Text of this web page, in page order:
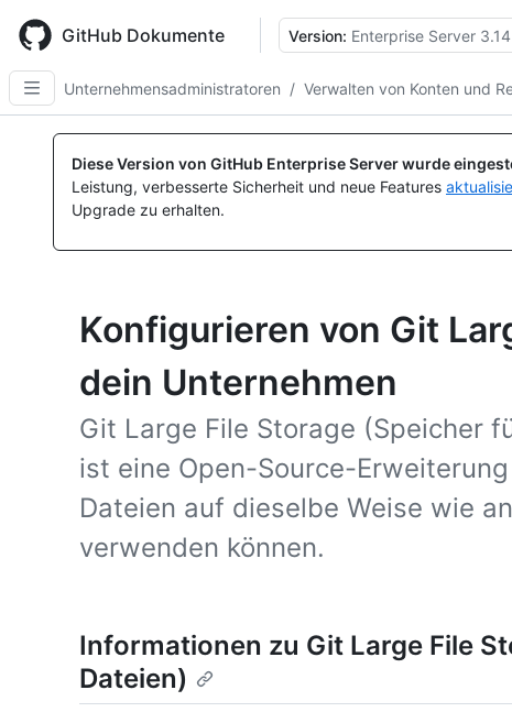
main
content
GitHub Dokumente Version: Enterprise Server 3.14
Unternehmensadministratoren / Verwalten von Konten und
Diese Version von GitHub Enterprise Server wurde
Leistung, verbesserte Sicherheit und neue Features
Upgrade zu erhalten.
Konfigurieren von Git
dein Unternehmen
Git Large File Storage (Speicher
ist eine Open-Source-
Dateien auf dieselbe Weise wie
verwenden können.
Informationen zu Git Large File
Dateien)